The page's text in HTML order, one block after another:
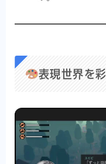
表現世界を